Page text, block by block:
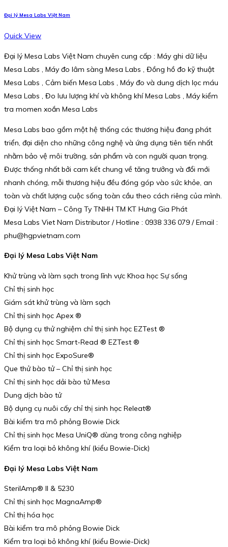
Đại lý Mesa Labs Việt Nam
Quick View
Đại lý Mesa Labs Việt Nam chuyên cung cấp : Máy ghi dữ liệu
Mesa Labs , Máy đo lâm sàng Mesa Labs , Đồng hồ đo kỹ thuật
Mesa Labs , Cảm biến Mesa Labs , Máy đo và dung dịch lọc máu
Mesa Labs , Đo lưu lượng khí và không khí Mesa Labs , Máy kiểm
tra momen xoắn Mesa Labs
Mesa Labs bao gồm một hệ thống các thương hiệu đang phát
triển, đại diện cho những công nghệ và ứng dụng tiên tiến nhất
nhằm bảo vệ môi trường, sản phẩm và con người quan trọng.
Được thống nhất bởi cam kết chung về tăng trưởng và đổi mới
nhanh chóng, mỗi thương hiệu đều đóng góp vào sức khỏe, an
toàn và chất lượng cuộc sống toàn cầu theo cách riêng của mình.
Đại lý Việt Nam – Công Ty TNHH TM KT Hưng Gia Phát
Mesa Labs Viet Nam Distributor / Hotline : 0938 336 079 / Email :
phu@hgpvietnam.com
Đại lý Mesa Labs Việt Nam
Khử trùng và làm sạch trong lĩnh vực Khoa học Sự sống
Chỉ thị sinh học
Giám sát khử trùng và làm sạch
Chỉ thị sinh học Apex ®
Bộ dụng cụ thử nghiệm chỉ thị sinh học EZTest ®
Chỉ thị sinh học Smart-Read ® EZTest ®
Chỉ thị sinh học ExpoSure®
Que thử bào tử – Chỉ thị sinh học
Chỉ thị sinh học dải bào tử Mesa
Dung dịch bào tử
Bộ dụng cụ nuôi cấy chỉ thị sinh học Releat®
Bài kiểm tra mô phỏng Bowie Dick
Chỉ thị sinh học Mesa UniQ® dùng trong công nghiệp
Kiểm tra loại bỏ không khí (kiểu Bowie-Dick)
Đại lý Mesa Labs Việt Nam
SterilAmp® II & 5230
Chỉ thị sinh học MagnaAmp®
Chỉ thị hóa học
Bài kiểm tra mô phỏng Bowie Dick
Kiểm tra loại bỏ không khí (kiểu Bowie-Dick)